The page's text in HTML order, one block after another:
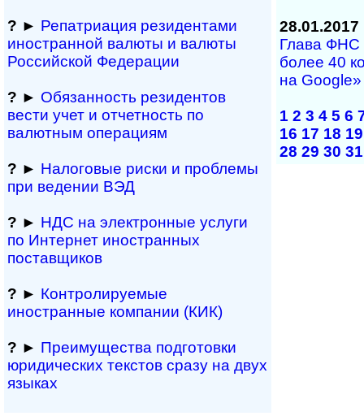
? ► Репатриация ре­зи­ден­та­ми
иностранной ва­лю­ты и валюты
Рос­сий­ской Федерации
? ► Обязанность резиден­тов
вести учет и отчетность по
валютным операциям
? ► Налоговые риски и проблемы
при ведении ВЭД
? ► НДС на электронные услуги
по Интернет иностранных
поставщиков
? ► Контролируемые
иностранные компании (КИК)
? ► Преимущества под­гото­вки
юри­ди­чес­ких тек­с­тов сразу на двух
языках
28.01.2017
Глава ФНС
более 40
на Google»
1 2 3 4 5 6
16 17 18 19
28 29 30 31